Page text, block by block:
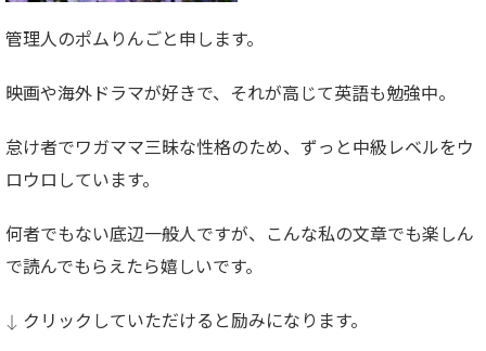
管理人のポムりんごと申します。
映画や海外ドラマが好きで、それが高じて英語も勉強中。
怠け者でワガママ三昧な性格のため、ずっと中級レベルをウ
ロウロしています。
何者でもない底辺一般人ですが、こんな私の文章でも楽しん
で読んでもらえたら嬉しいです。
↓ クリックしていただけると励みになります。